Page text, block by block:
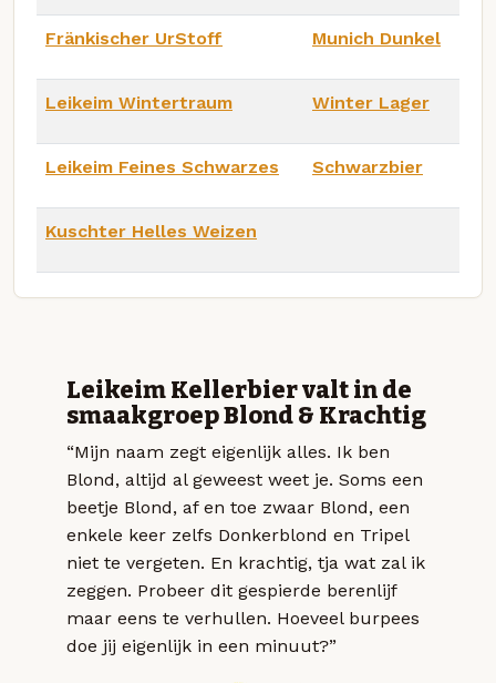
Fränkischer UrStoff Munich Dunkel
Leikeim Wintertraum Winter Lager
Leikeim Feines Schwarzes Schwarzbier
Kuschter Helles Weizen
Leikeim Kellerbier valt in de
smaakgroep Blond & Krachtig
“Mijn naam zegt eigenlijk alles. Ik ben
Blond, altijd al geweest weet je. Soms een
beetje Blond, af en toe zwaar Blond, een
enkele keer zelfs Donkerblond en Tripel
niet te vergeten. En krachtig, tja wat zal ik
zeggen. Probeer dit gespierde berenlijf
maar eens te verhullen. Hoeveel burpees
doe jij eigenlijk in een minuut?”